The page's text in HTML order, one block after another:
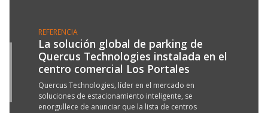
REFERENCIA
La solución global de parking de
Quercus Technologies instalada en el
centro comercial Los Portales
Quercus Technologies, líder en el mercado en
soluciones de estacionamiento inteligente, se
enorgullece de anunciar que la lista de centros